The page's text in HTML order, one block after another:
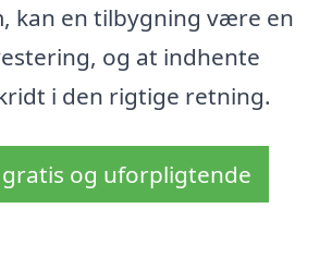
kan en tilbygning være en
og at indhente
i den rigtige retning.
gratis og uforpligtende